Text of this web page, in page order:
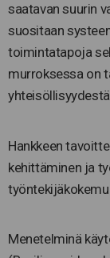
saatavan suurin
suositaan
toimintatapoja
murroksessa on
Hankkeen
kehittäminen ja
Menetelminä